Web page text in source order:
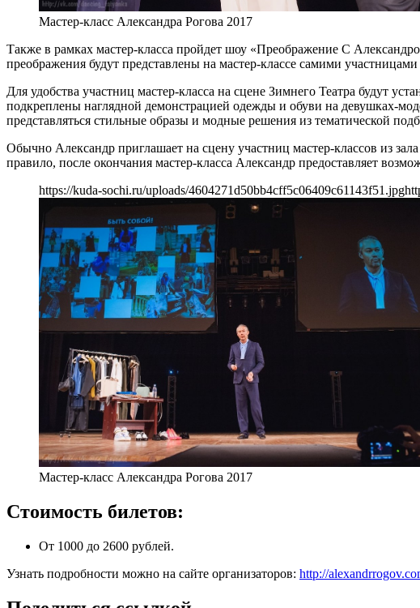
Мастер-класс Александра Рогова 2017
Также в рамках мастер-класса пройдет шоу «Преображение С
преображения будут представлены на мастер-классе самими
Для удобства участниц мастер-класса на сцене Зимнего Театра будут
подкреплены наглядной демонстрацией одежды и обуви на девушках-
представляться стильные образы и модные решения из тематической
Обычно Александр приглашает на сцену участниц мастер-классов из
правило, после окончания мастер-класса Александр предоставляет
https://kuda-sochi.ru/uploads/4604271d50bb4cff5c06409c61143f51.jpg
Мастер-класс Александра Рогова 2017
Стоимость билетов:
От 1000 до 2600 рублей.
Узнать подробности можно на сайте организаторов: http://